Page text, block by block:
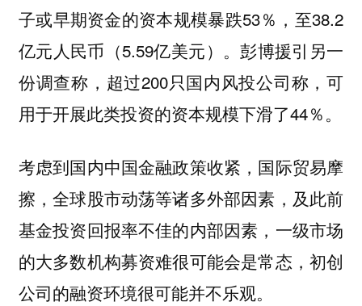
子或早期资金的资本规模暴跌53％，至38.2
亿元人民币（5.59亿美元）。彭博援引另一
份调查称，超过200只国内风投公司称，可
用于开展此类投资的资本规模下滑了44％。
考虑到国内中国金融政策收紧，国际贸易摩
擦，全球股市动荡等诸多外部因素，及此前
基金投资回报率不佳的内部因素，一级市场
的大多数机构募资难很可能会是常态，初创
公司的融资环境很可能并不乐观。